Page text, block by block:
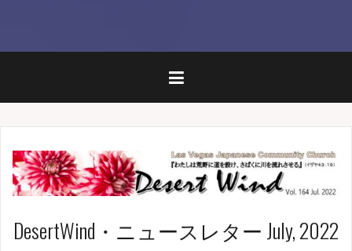
DesertWind・ニュースレター July, 2022